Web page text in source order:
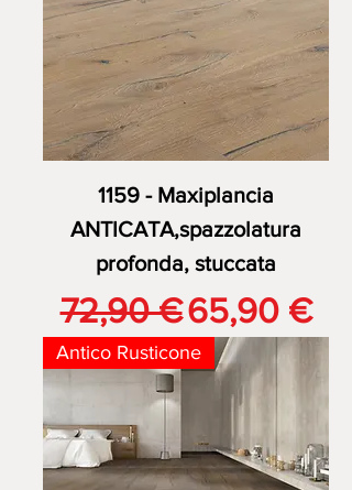
1159 - Maxiplancia
ANTICATA,spazzolatura
profonda, stuccata
Prezzo regolare
72,90 €Prezzo
65,90 €
Antico Rusticone